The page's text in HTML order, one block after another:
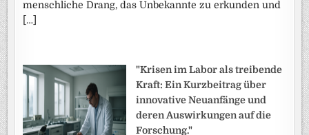
menschliche Drang, das Unbekannte zu erkunden und
[…]
"Krisen im Labor als treibende
Kraft: Ein Kurzbeitrag über
innovative Neuanfänge und
deren Auswirkungen auf die
Forschung."